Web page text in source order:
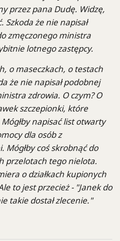
przez pana Dudę. Widzę,
Szkoda że nie napisał
zmęczonego ministra
lotnego zastępcy.
o maseczkach, o testach
że nie napisał podobnej
zdrowia. O czym? O
szczepionki, które
napisać list otwarty
dla osób z
Mógłby coś skrobnąć do
przelotach tego nielota.
o działkach kupionych
to jest przecież - "Janek do
takie dostał zlecenie."